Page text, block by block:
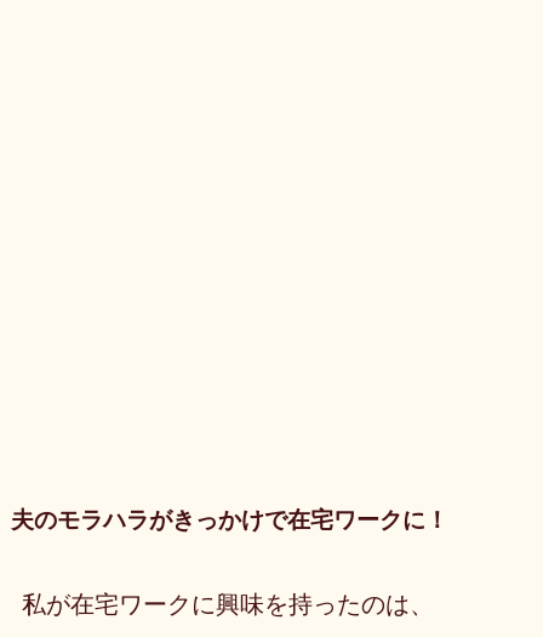
夫のモラハラがきっかけで在宅ワークに！
私が在宅ワークに興味を持ったのは、